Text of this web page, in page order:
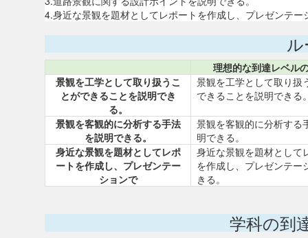
4.身近な景観を題材としてレポートを作成し、プレゼンテー
理想的な到達レベル
景観を工学として取り扱うこ
とができることを説明でき
る。
景観を工学として取り扱
できることを説明できる
景観を客観的に分析する手法
を説明できる。
景観を客観的に分析する
明できる。
身近な景観を題材としてレポ
ートを作成し、プレゼンテー
ションで
身近な景観を題材として
を作成し、プレゼンテー
きる。
学科の到